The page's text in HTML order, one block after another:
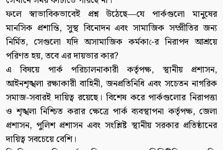
ফলে স্বাভাবিকভাবেই প্রশ্ন উঠেছে—যে পার্কগুলো মানুষের
মানসিক প্রশান্তি, সুস্থ বিনোদন এবং সামাজিক সম্প্রীতির জন্য
নির্মিত, সেগুলো যদি অসামাজিক কর্মকা-ের নিরাপদ আশ্রয়ে
পরিণত হয়, তবে এর দায়ভার কার?
এ বিষয়ে পার্ক পরিচালনাকারী কর্তৃপক্ষ, স্থানীয় প্রশাসন,
আইনশৃঙ্খলা রক্ষাকারী বাহিনী, জনপ্রতিনিধি এবং সচেতন নাগরিক
সমাজ-সবারই দায়িত্ব রয়েছে। বিশেষ করে পার্কগুলোর নিরাপত্তা
ও শৃঙ্খলা নিশ্চিত করার ক্ষেত্রে পার্ক ব্যবস্থাপনা কর্তৃপক্ষ, জেলা
প্রশাসন, পুলিশ প্রশাসন এবং সংশ্লিষ্ট স্থানীয় সরকার প্রতিষ্ঠানের
দায়িত্ব সবচেয়ে বেশি।